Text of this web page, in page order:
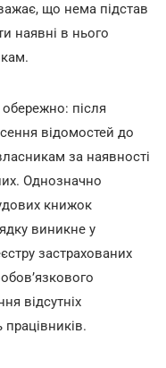
що нема підстав
наявні в нього
після
відомостей до
за наявності
Однозначно
книжок
виникне у
застрахованих
відсутніх
працівників.